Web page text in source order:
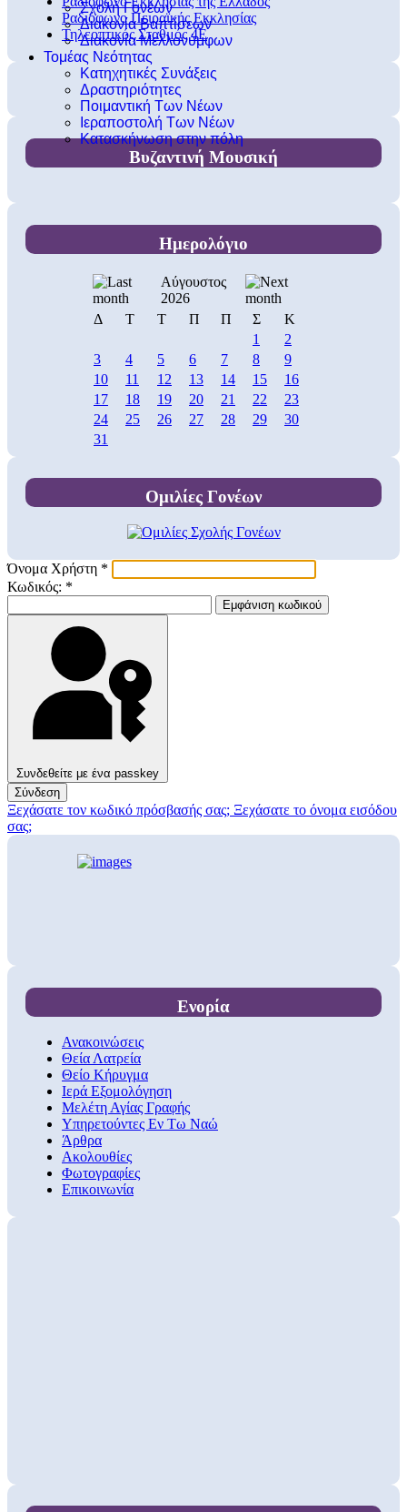
Σχολή Γονέων
Διακονία Βαπτίσεων
Διακονία Μελλονύμφων
Τομέας Νεότητας
Κατηχητικές Συνάξεις
Δραστηριότητες
Ποιμαντική Των Νέων
Ιεραποστολή Των Νέων
Κατασκήνωση στην πόλη
Ραδιόφωνο Πειραϊκής Εκκλησίας
Τηλεοπτικός Σταθμός 4Ε
Βυζαντινή Μουσική
Ημερολόγιο
Αύγουστος
2026
Δ
Τ Τ Π Π Σ
Κ
1
2
3
4 5 6 7 8
9
10
11 12 13 14 15
16
17
18 19 20 21 22
23
24
25 26 27 28 29
30
31
Ομιλίες Γονέων
Όνομα Χρήστη *
Κωδικός: *
Εμφάνιση κωδικού
Συνδεθείτε με ένα passkey
Σύνδεση
Ξεχάσατε τον κωδικό πρόσβασής σας; Ξεχάσατε το όνομα εισόδου
σας;
Ενορία
Ανακοινώσεις
Θεία Λατρεία
Θείο Κήρυγμα
Ιερά Εξομολόγηση
Μελέτη Αγίας Γραφής
Υπηρετούντες Εν Τω Ναώ
Άρθρα
Ακολουθίες
Φωτογραφίες
Επικοινωνία